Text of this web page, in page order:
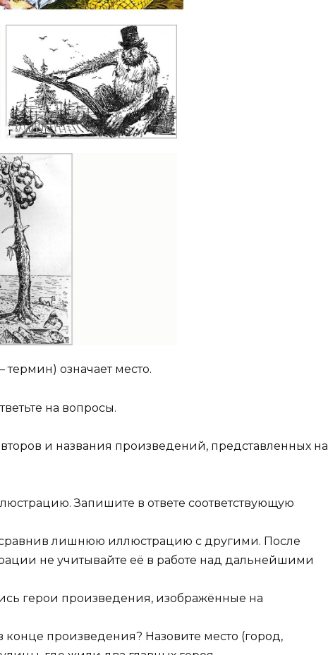
термин) означает место.
на вопросы.
и названия произведений, представленных на
Запишите в ответе соответствующую
сравнив лишнюю иллюстрацию с другими. После
не учитывайте её в работе над дальнейшими
герои произведения, изображённые на
конце произведения? Назовите место (город,